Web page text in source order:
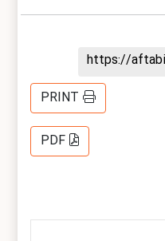
https://
PRINT
PDF